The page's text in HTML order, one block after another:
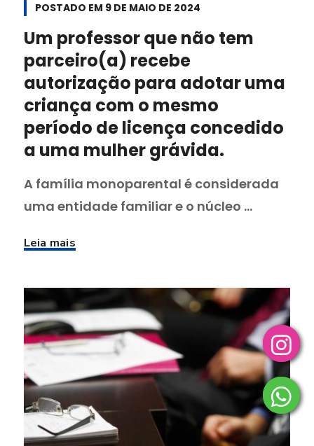
POSTADO EM 9 DE MAIO DE 2024
Um professor que não tem
parceiro(a) recebe
autorização para adotar uma
criança com o mesmo
período de licença concedido
a uma mulher grávida.
A família monoparental é considerada
uma entidade familiar e o núcleo ...
Leia mais